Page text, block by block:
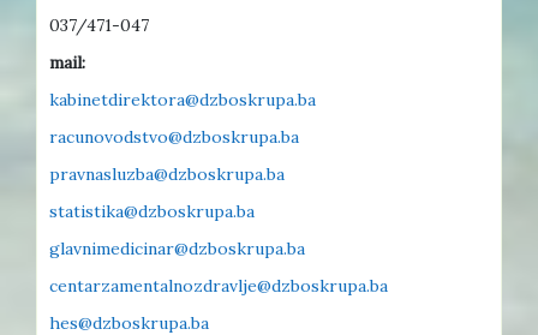
037/471-047
mail:
kabinetdirektora@dzboskrupa.ba
racunovodstvo@dzboskrupa.ba
pravnasluzba@dzboskrupa.ba
statistika@dzboskrupa.ba
glavnimedicinar@dzboskrupa.ba
centarzamentalnozdravlje@dzboskrupa.ba
hes@dzboskrupa.ba